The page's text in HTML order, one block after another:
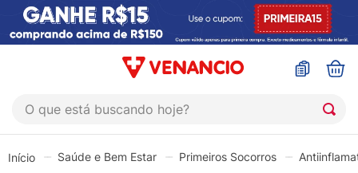
O que está buscando hoje?
Saúde e Bem Estar Primeiros Socorros
1º
sinustrat